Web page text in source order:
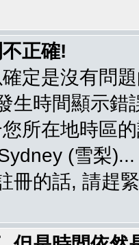
正確!
定是沒有問
生時間顯示
所在地時區
(雪梨
冊的話, 請趕